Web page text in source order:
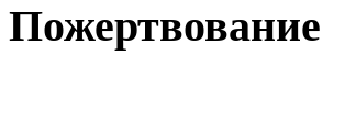
Пожертвование